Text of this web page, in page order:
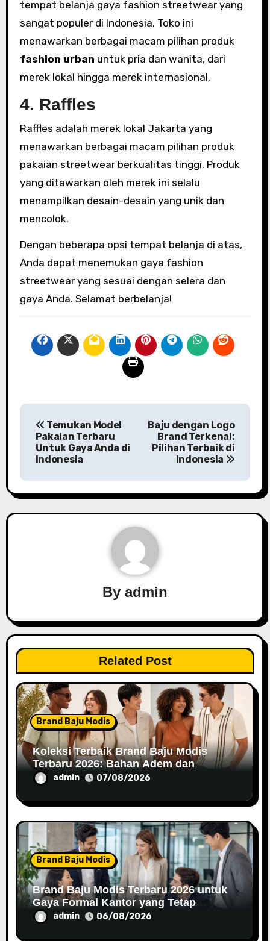
tempat belanja gaya fashion streetwear yang
sangat populer di Indonesia. Toko ini
menawarkan berbagai macam pilihan produk
fashion urban untuk pria dan wanita, dari
merek lokal hingga merek internasional.
4. Raffles
Raffles adalah merek lokal Jakarta yang
menawarkan berbagai macam pilihan produk
pakaian streetwear berkualitas tinggi. Produk
yang ditawarkan oleh merek ini selalu
menampilkan desain-desain yang unik dan
mencolok.
Dengan beberapa opsi tempat belanja di atas,
Anda dapat menemukan gaya fashion
streetwear yang sesuai dengan selera dan
gaya Anda. Selamat berbelanja!
t
n
a
i
o
n
Temukan Model
Pakaian Terbaru
Untuk Gaya Anda di
Indonesia
Baju dengan Logo
Brand Terkenal:
Pilihan Terbaik di
Indonesia
By admin
Related Post
Brand Baju Modis
Koleksi Terbaik Brand Baju Modis
Terbaru 2026: Bahan Adem dan
Nyaman Dipakai
admin 07/08/2026
Brand Baju Modis
Brand Baju Modis Terbaru 2026 untuk
Gaya Formal Kantor yang Tetap
Fashionable
admin 06/08/2026